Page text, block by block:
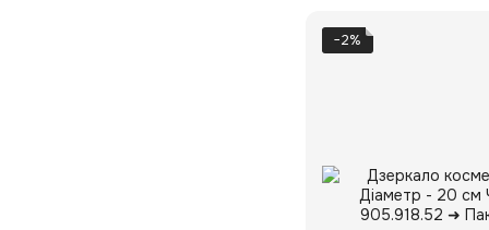
−2%